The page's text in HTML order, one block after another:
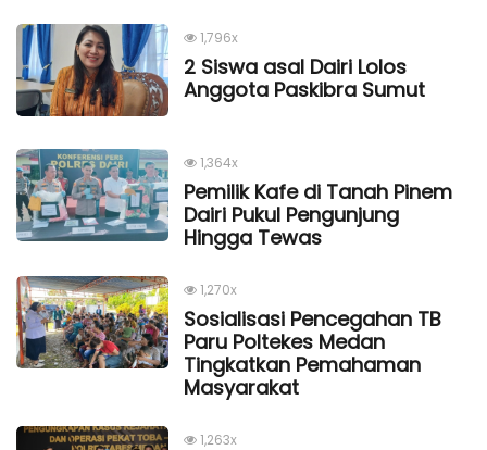
1,796x
2 Siswa asal Dairi Lolos
Anggota Paskibra Sumut
1,364x
Pemilik Kafe di Tanah Pinem
Dairi Pukul Pengunjung
Hingga Tewas
1,270x
Sosialisasi Pencegahan TB
Paru Poltekes Medan
Tingkatkan Pemahaman
Masyarakat
1,263x